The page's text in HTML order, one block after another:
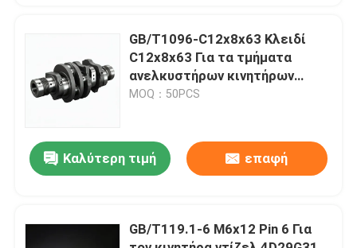
Έλεγχος ποιότητας
Επικοινωνήστε μαζί μας
Ζητήστε μια προσφορά
Συγκρότημα και εξαρτήματα κινητήρα
GB/T1096-C12x8x63 Κλειδί
C12x8x63 Για τα τμήματα
ανελκυστήρων κινητήρων
ντίζελ 4D29G31
MOQ：50PCS
Καλύτερη τιμή επαφή
GB/T119.1-6 M6x12 Pin 6 Για